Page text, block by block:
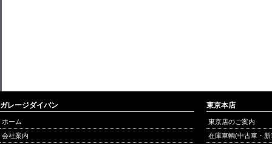
ガレージダイバン
ホーム
会社案内
東京本店
東京店のご案内
在庫車輌(中古車・